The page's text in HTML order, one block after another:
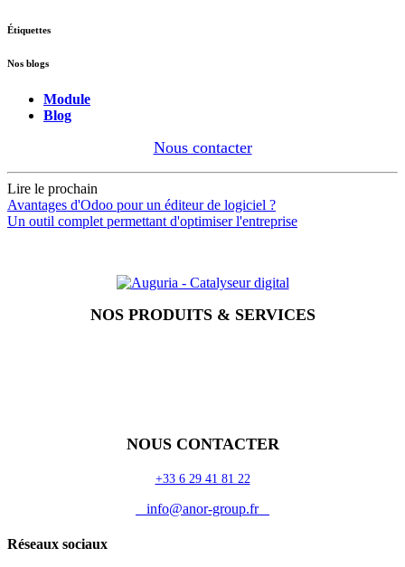
Étiquettes
Nos blogs
Module
Blog
Nous contacter
Lire le prochain
Avantages d'Odoo pour un éditeur de logiciel ?
Un outil complet permettant d'optimiser l'entreprise
NOS PRODUITS & SERVICES
NOUS CONTACTER
+33 6 29 41 81 22
info@anor-group.fr
Réseaux sociaux